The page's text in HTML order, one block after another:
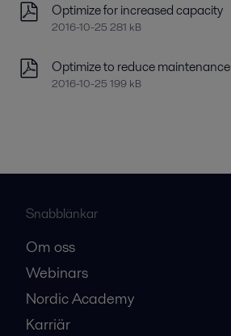
Optimize for increased capacity
2016-10-25 281 kB
Optimize to reduce maintenance
2016-10-25 199 kB
Snabblänkar
Om oss
Webinars
Nordic Academy
Karriär